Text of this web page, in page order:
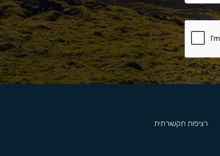
רציפות תקשורתית